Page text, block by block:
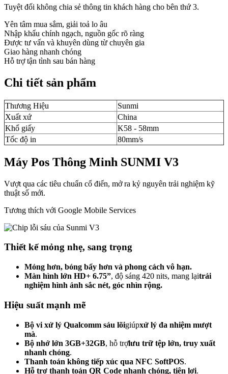
Tuyệt đối không chia sẻ thông tin khách hàng cho bên thứ 3.
Yên tâm mua sắm, giải toả lo âu
Nhập khẩu chính ngạch, nguồn gốc rõ ràng
Được tư vấn và khuyên dùng từ chuyên gia
Giao hàng nhanh chóng
Hỗ trợ tận tình sau bán hàng
Chi tiết sản phẩm
Thương Hiệu
Sunmi
Xuất xứ
China
Khổ giấy
K58 - 58mm
Tốc độ in
80mm/s
Máy Pos Thông Minh SUNMI V3
Vượt qua các tiêu chuẩn cổ điển, mở ra kỷ nguyên trải nghiệm kỹ
thuật số mới.
Tương thích với Google Mobile Services
Thiết kế mỏng nhẹ, sang trọng
Mỏng hơn, bóng bẩy hơn và phong cách vô hạn.
Màn hình lớn HD+ 6.75”, độ sáng 420 nits, mang lạitrải
nghiệm hình ảnh sắc nét, góc nhìn rộng.
Hiệu suất mạnh mẽ
Bộ vi xử lý Qualcomm sáu lõigiúpxử lý đa nhiệm mượt
mà.
Bộ nhớ lớn 3GB+32GB, hỗ trợlưu trữ tệp lớn, truy xuất
nhanh chóng.
Thanh toán không tiếp xúc qua NFC SoftPOS.
Hỗ trợ thanh toán QR Code nhanh chóng, tiện lợi.